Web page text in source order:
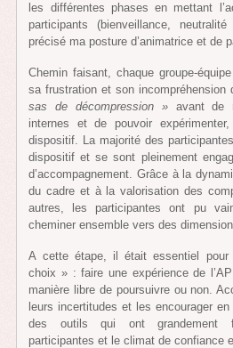
les différentes phases en mettant
participants (bienveillance,
précisé ma posture d’animatrice et de
Chemin faisant, chaque groupe-
sa frustration et son incompréhension
sas de décompression »avant de
internes et de pouvoir
dispositif. La majorité des
dispositif et se sont pleinement
d’accompagnement. Grâce à la
du cadre et à la valorisation des
autres, les participantes ont pu
cheminer ensemble vers des
A cette étape, il était essentiel
choix » : faire une expérience de
manière libre de poursuivre ou non.
leurs incertitudes et les encourager
des outils qui ont grandement
participantes et le climat de confiance